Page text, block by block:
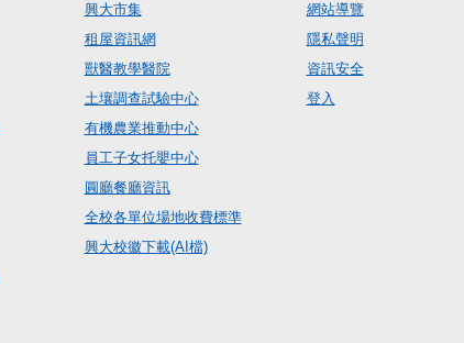
興大市集
租屋資訊網
獸醫教學醫院
土壤調查試驗中心
有機農業推動中心
員工子女托嬰中心
圓廳餐廳資訊
全校各單位場地收費標準
興大校徽下載(AI檔)
網站導覽
隱私聲明
資訊安全
登入